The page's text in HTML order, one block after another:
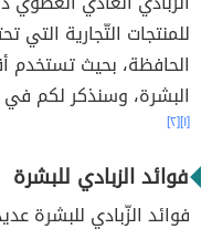
للمنتجات التّجارية التي
الحافظة، بحيث تستخدم
البشرة، وسنذكر لكم في
[١] [٢]
فوائد الزبادي للبشرة
فوائد الزّبادي للبشرة